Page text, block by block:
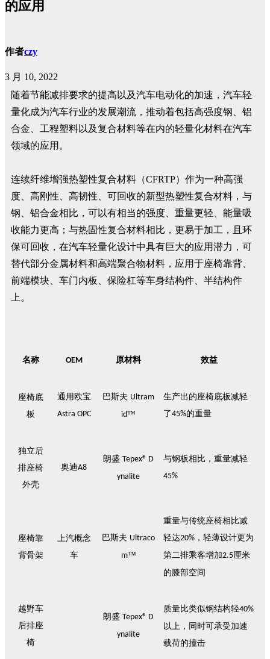
的应用
作者czy
3 月 10, 2022
随着节能减排要求的提高以及汽车电动化的加速，汽车轻
量化成为汽车行业的发展潮流，推动着包括高强度钢、铝
合金、工程塑料以及复合材料等在内的轻量化材料在汽车
领域的应用。
连续纤维增强热塑性复合材料（CFRTP）作为一种高强
度、高刚性、高韧性、可回收的新型热塑性复合材料，与
钢、铝合金相比，可以有相当的强度、重量更轻、能量吸
收能力更高；与热固性复合材料相比，更易于加工，且环
保可回收，在汽车轻量化设计中具有巨大的应用潜力，可
替代部分金属材料和高端聚合物材料，应用于座椅靠背、
前端模块、车门内板、保险杠等车身结构件、半结构件
上。
名称 OEM 原材料 效益
座椅底
板
通用欧宝
Astra OPC
巴斯夫 Ultram
id™
生产出的座椅底板减轻
了45%的重量
独立后
排座椅
外壳
奥迪A8
朗盛 Tepex® D
ynalite
与钢板相比，重量减轻
45%
座椅靠
背骨架
上汽概念
车
巴斯夫 Ultraco
m™
重量与传统座椅相比减
轻达20% ，轻薄设计更为
第二排乘客增加2.5厘米
的膝部空间
越野车
后排座
椅
朗盛 Tepex® D
ynalite
质量比类似钢结构轻40%
以上，同时可承受加速
载荷的撞击